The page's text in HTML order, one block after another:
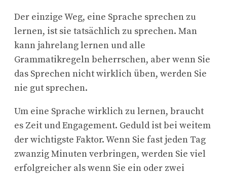
Der einzige Weg, eine Sprache sprechen zu
lernen, ist sie tatsächlich zu sprechen. Man
kann jahrelang lernen und alle
Grammatikregeln beherrschen, aber wenn Sie
das Sprechen nicht wirklich üben, werden Sie
nie gut sprechen.
Um eine Sprache wirklich zu lernen, braucht
es Zeit und Engagement. Geduld ist bei weitem
der wichtigste Faktor. Wenn Sie fast jeden Tag
zwanzig Minuten verbringen, werden Sie viel
erfolgreicher als wenn Sie ein oder zwei